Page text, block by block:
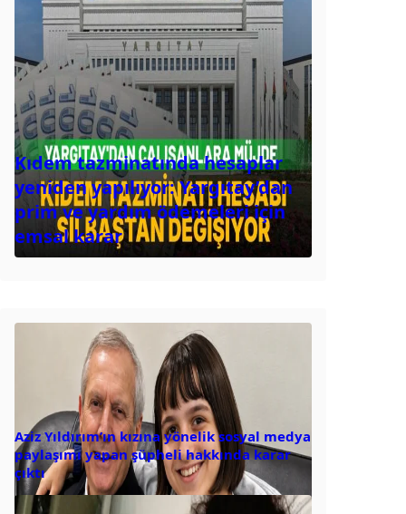
Kıdem tazminatında hesaplar
yeniden yapılıyor: Yargıtay’dan
prim ve yardım ödemeleri için
emsal karar
Aziz Yıldırım’ın kızına yönelik sosyal medya
paylaşımı yapan şüpheli hakkında karar
çıktı